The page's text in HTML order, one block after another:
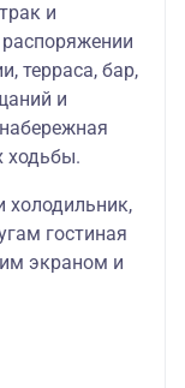
и
терраса, бар,
и
ходьбы.
холодильник,
гостиная
экраном и